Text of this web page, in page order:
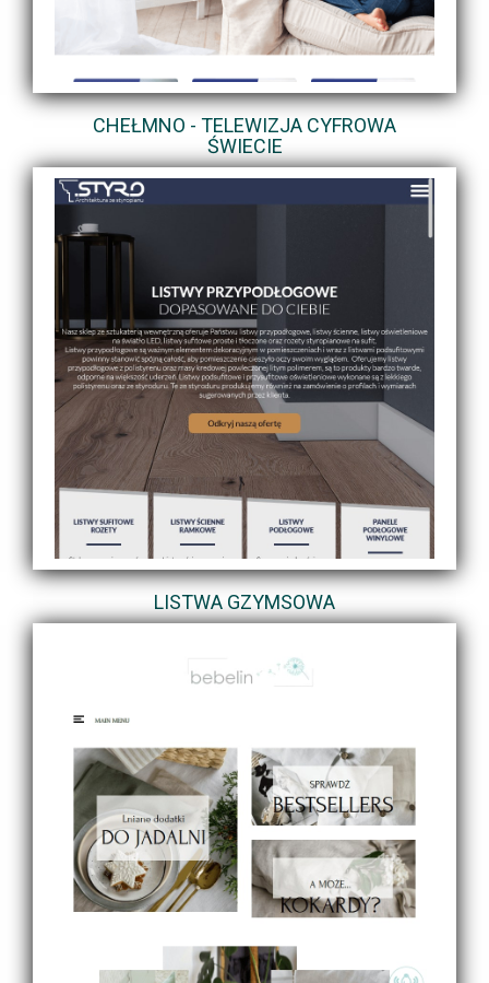
CHEŁMNO - TELEWIZJA CYFROWA
ŚWIECIE
LISTWA GZYMSOWA